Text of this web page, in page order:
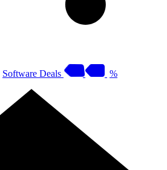
Software Deals %